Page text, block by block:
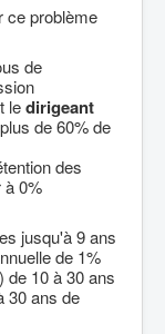
ce problème
de
ledirigeant
de 60% de
des
à 0%
jusqu'à 9 ans
de 1%
) de 10 à 30 ans
30 ans de